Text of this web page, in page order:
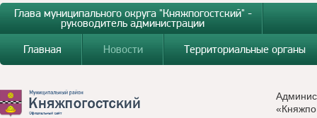
Глава муниципального округа "Княжпогостский" -
руководитель администрации
Главная
Новости Территориальные органы